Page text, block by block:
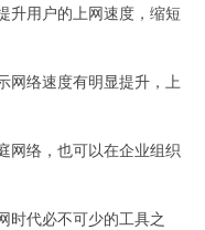
升用户的上网速度，缩短
络速度有明显提升，上
络，也可以在企业组织
代必不可少的工具之